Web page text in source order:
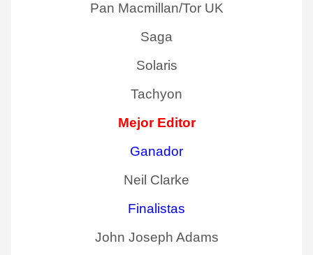
Pan Macmillan/Tor UK
Saga
Solaris
Tachyon
Mejor Editor
Ganador
Neil Clarke
Finalistas
John Joseph Adams